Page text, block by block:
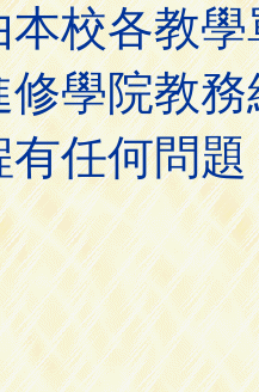
校各教
學院教
任何問